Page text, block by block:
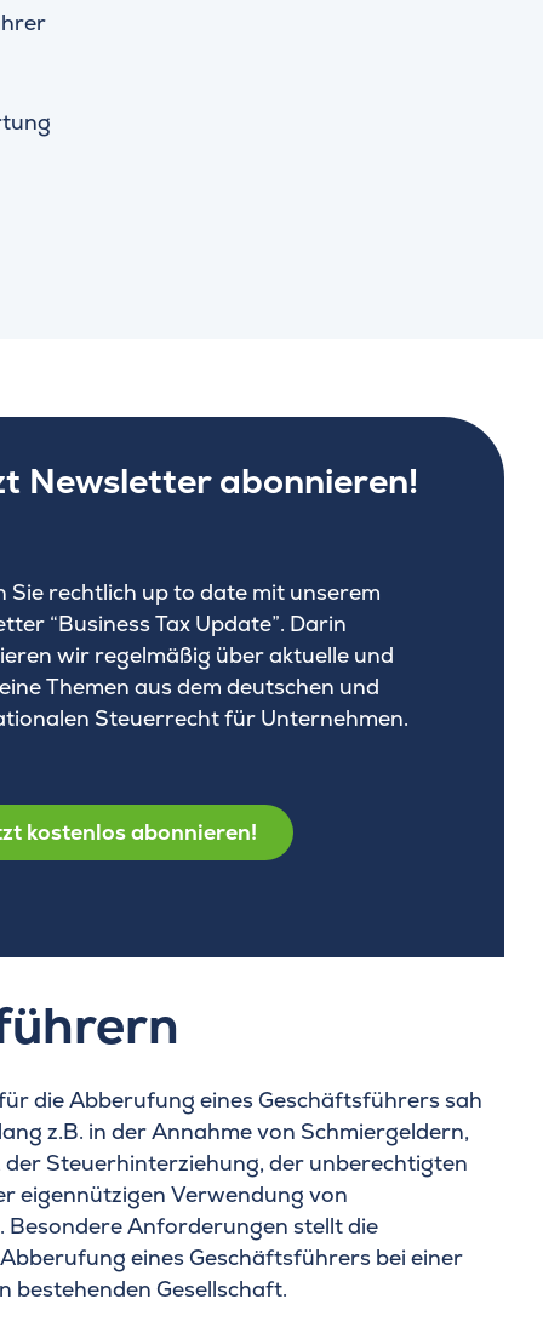
Newsletter abonnieren!
Sie rechtlich up to date mit unserem
“Business Tax Update”. Darin
wir regelmäßig über aktuelle und
Themen aus dem deutschen und
Steuerrecht für Unternehmen.
kostenlos abonnieren!
die Abberufung eines Geschäftsführers sah
z.B. in der Annahme von Schmiergeldern,
Steuerhinterziehung, der unberechtigten
eigennützigen Verwendung von
Besondere Anforderungen stellt die
eines Geschäftsführers bei einer
bestehenden Gesellschaft.